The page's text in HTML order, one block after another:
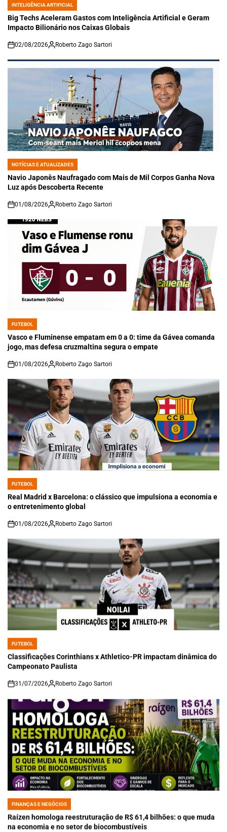
POSTED
IN
INTELIGÊNCIA ARTIFICIAL
Big Techs Aceleram Gastos com Inteligência Artificial e Geram
Impacto Bilionário nos Caixas Globais
on
02/08/2026 Roberto Zago Sartori
POSTED
IN
NOTÍCIAS E ATUALIZADES
Navio Japonês Naufragado com Mais de Mil Corpos Ganha Nova
Luz após Descoberta Recente
on
01/08/2026 Roberto Zago Sartori
POSTED
IN
FUTEBOL
Vasco e Fluminense empatam em 0 a 0: time da Gávea comanda
jogo, mas defesa cruzmaltina segura o empate
on
01/08/2026 Roberto Zago Sartori
POSTED
IN
FUTEBOL
Real Madrid x Barcelona: o clássico que impulsiona a economia e
o entretenimento global
on
01/08/2026 Roberto Zago Sartori
POSTED
IN
FUTEBOL
Classificações Corinthians x Athletico-PR impactam dinâmica do
Campeonato Paulista
on
31/07/2026 Roberto Zago Sartori
POSTED
IN
FINANÇAS E NEGÓCIOS
Raízen homologa reestruturação de R$ 61,4 bilhões: o que muda
na economia e no setor de biocombustíveis